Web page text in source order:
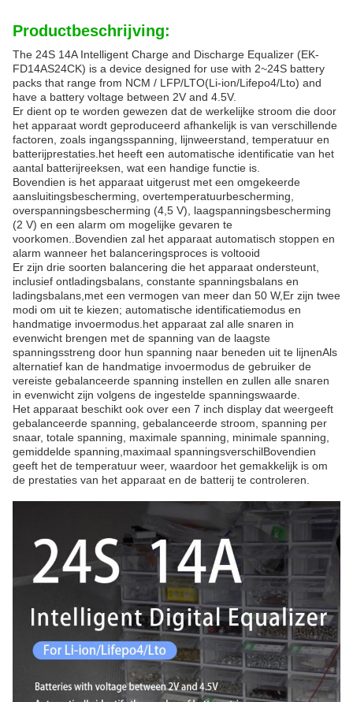
Productbeschrijving:
The 24S 14A Intelligent Charge and Discharge Equalizer (EK-
FD14AS24CK) is a device designed for use with 2~24S battery
packs that range from NCM / LFP/LTO(Li-ion/Lifepo4/Lto) and
have a battery voltage between 2V and 4.5V.
Er dient op te worden gewezen dat de werkelijke stroom die door
het apparaat wordt geproduceerd afhankelijk is van verschillende
factoren, zoals ingangsspanning, lijnweerstand, temperatuur en
batterijprestaties.het heeft een automatische identificatie van het
aantal batterijreeksen, wat een handige functie is.
Bovendien is het apparaat uitgerust met een omgekeerde
aansluitingsbescherming, overtemperatuurbescherming,
overspanningsbescherming (4,5 V), laagspanningsbescherming
(2 V) en een alarm om mogelijke gevaren te
voorkomen..Bovendien zal het apparaat automatisch stoppen en
alarm wanneer het balanceringsproces is voltooid
Er zijn drie soorten balancering die het apparaat ondersteunt,
inclusief ontladingsbalans, constante spanningsbalans en
ladingsbalans,met een vermogen van meer dan 50 W,Er zijn twee
modi om uit te kiezen; automatische identificatiemodus en
handmatige invoermodus.het apparaat zal alle snaren in
evenwicht brengen met de spanning van de laagste
spanningsstreng door hun spanning naar beneden uit te lijnenAls
alternatief kan de handmatige invoermodus de gebruiker de
vereiste gebalanceerde spanning instellen en zullen alle snaren
in evenwicht zijn volgens de ingestelde spanningswaarde.
Het apparaat beschikt ook over een 7 inch display dat weergeeft
gebalanceerde spanning, gebalanceerde stroom, spanning per
snaar, totale spanning, maximale spanning, minimale spanning,
gemiddelde spanning,maximaal spanningsverschilBovendien
geeft het de temperatuur weer, waardoor het gemakkelijk is om
de prestaties van het apparaat en de batterij te controleren.